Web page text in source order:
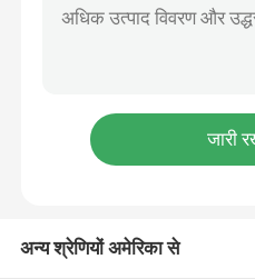
हाइड्रोलिक गियर पंप
खुदाई करने वाले केबिन के हिस्से
अन्य श्रेणियों अमेरिका से